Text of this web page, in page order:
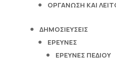
ΟΡΓΆΝΩΣΗ ΚΑΙ
ΔΗΜΟΣΙΕΎΣΕΙΣ
ΈΡΕΥΝΕΣ
ΈΡΕΥΝΕΣ ΠΕΔΊΟΥ